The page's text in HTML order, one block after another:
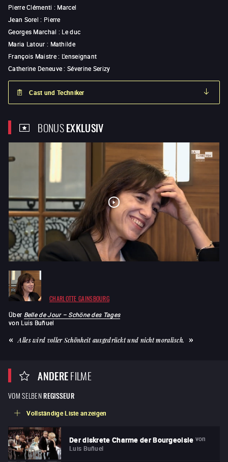
Pierre Clémenti : Marcel
Jean Sorel : Pierre
Georges Marchal : Le duc
Maria Latour : Mathilde
François Maistre: L'enseignant
Catherine Deneuve:Séverine Serizy
Cast und Techniker
BONUSEXKLUSIV
CHARLOTTE GAINSBOURG
Über Belle de Jour – Schöne des Tages
von Luis Buñuel
Alles wird voller Schönheit ausgedrückt und nicht moralisch.
ANDEREFILME
VOM SELBENREGISSEUR
Vollständige Liste anzeigen
Der diskrete Charme der Bourgeoisie von
Luis Buñuel